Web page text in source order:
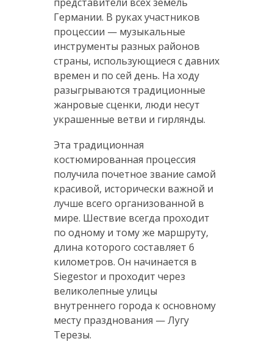
Германии. В руках участников
процессии — музыкальные
инструменты разных районов
страны, использующиеся с давних
времен и по сей день. На ходу
разыгрываются традиционные
жанровые сценки, люди несут
украшенные ветви и гирлянды.
Эта традиционная
костюмированная процессия
получила почетное звание самой
красивой, исторически важной и
лучше всего организованной в
мире. Шествие всегда проходит
по одному и тому же маршруту,
длина которого составляет 6
километров. Он начинается в
Siegestor и проходит через
великолепные улицы
внутреннего города к основному
месту празднования — Лугу
Терезы.